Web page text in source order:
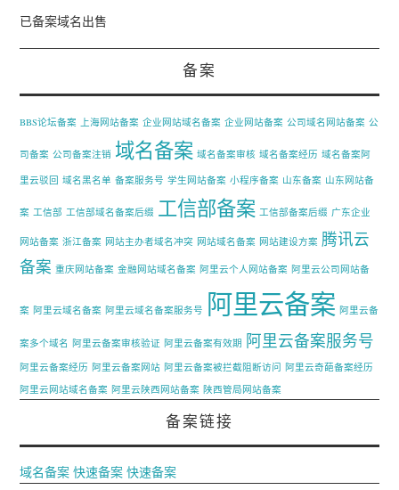
已备案域名出售
备案
BBS论坛备案 上海网站备案 企业网站域名备案 企业网站备案 公司域名网站备案 公
司备案 公司备案注销 域名备案 域名备案审核 域名备案经历 域名备案阿
里云驳回 域名黑名单 备案服务号 学生网站备案 小程序备案 山东备案 山东网站备
案 工信部 工信部域名备案后缀 工信部备案 工信部备案后缀 广东企业
网站备案 浙江备案 网站主办者域名冲突 网站域名备案 网站建设方案 腾讯云
备案 重庆网站备案 金融网站域名备案 阿里云个人网站备案 阿里云公司网站备
案 阿里云域名备案 阿里云域名备案服务号 阿里云备案 阿里云备
案多个域名 阿里云备案审核验证 阿里云备案有效期 阿里云备案服务号
阿里云备案经历 阿里云备案网站 阿里云备案被拦截阻断访问 阿里云奇葩备案经历
阿里云网站域名备案 阿里云陕西网站备案 陕西管局网站备案
备案链接
域名备案 快速备案 快速备案